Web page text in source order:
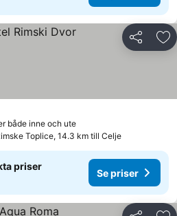
Dela
både inne och ute
Toplice, 14.3 km till Celje
priser
Se priser